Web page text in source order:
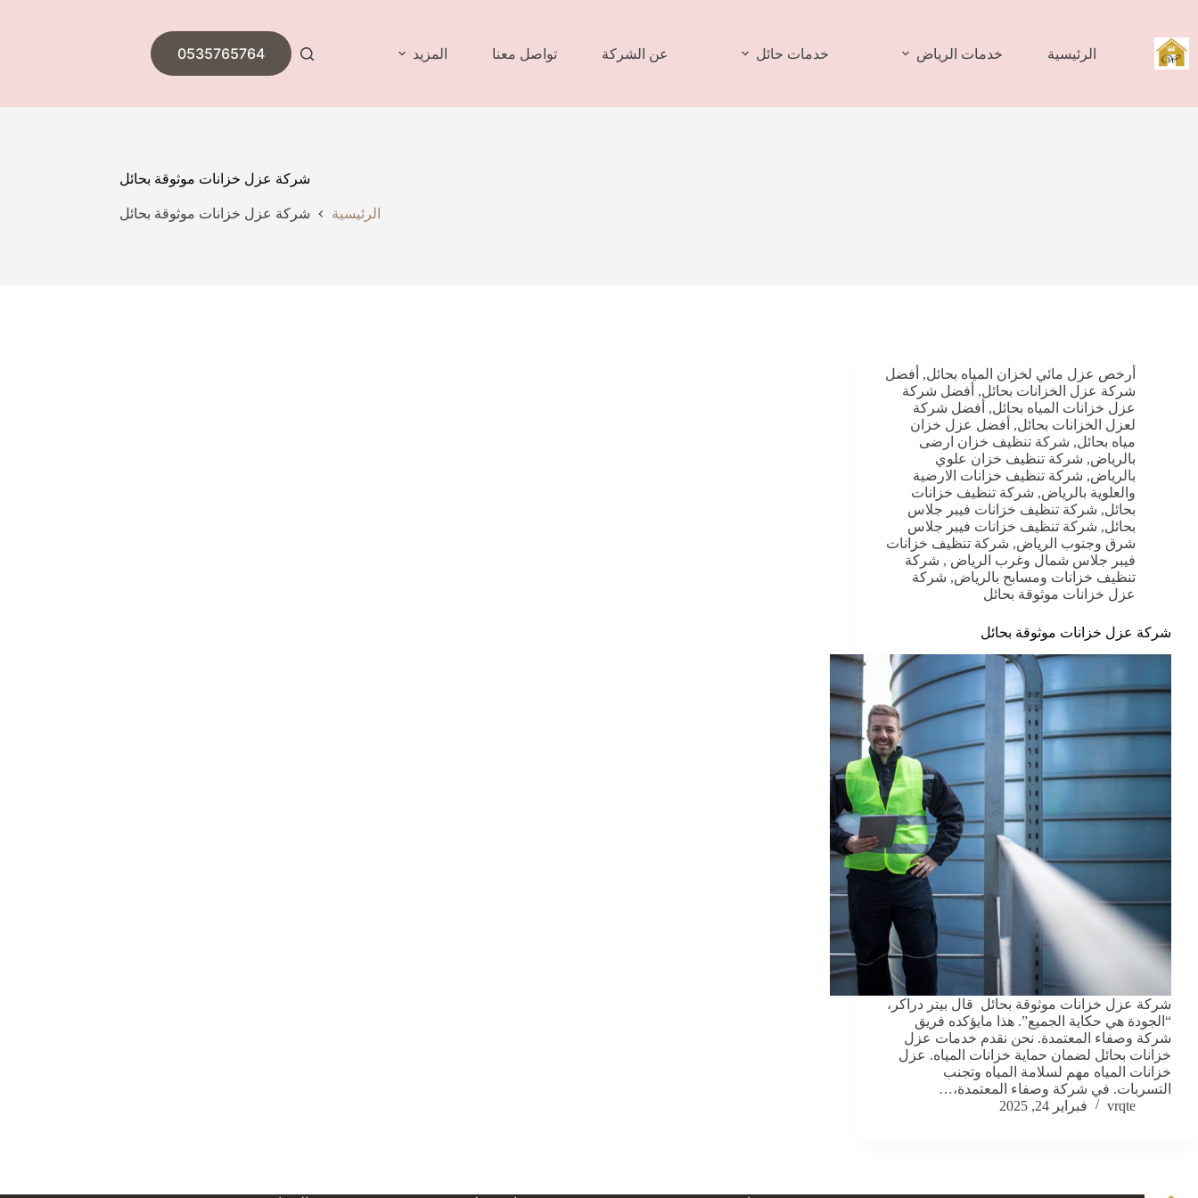
المحتوى
الرئيسية خدمات الرياض خدمات حائل عن الشركة تواصل معنا المزيد 0535765764
شركة عزل خزانات موثوقة بحائل
الرئيسية شركة عزل خزانات موثوقة بحائل
أرخص عزل مائي لخزان المياه بحائل, أفضل
شركة عزل الخزانات بحائل, أفضل شركة
عزل خزانات المياه بحائل, أفضل شركة
لعزل الخزانات بحائل, أفضل عزل خزان
مياه بحائل, شركة تنظيف خزان ارضى
بالرياض, شركة تنظيف خزان علوي
بالرياض, شركة تنظيف خزانات الارضية
والعلوية بالرياض, شركة تنظيف خزانات
بحائل, شركة تنظيف خزانات فيبر جلاس
بحائل, شركة تنظيف خزانات فيبر جلاس
شرق وجنوب الرياض, شركة تنظيف خزانات
فيبر جلاس شمال وغرب الرياض , شركة
تنظيف خزانات ومسابح بالرياض, شركة
عزل خزانات موثوقة بحائل
شركة عزل خزانات موثوقة بحائل
شركة عزل خزانات موثوقة بحائل قال بيتر دراكر،
“الجودة هي حكاية الجميع”. هذا مايؤكده فريق
شركة وصفاء المعتمدة. نحن نقدم خدمات عزل
خزانات بحائل لضمان حماية خزانات المياه. عزل
خزانات المياه مهم لسلامة المياه وتجنب
التسربات. في شركة وصفاء المعتمدة،…
vrqte
فبراير 24, 2025